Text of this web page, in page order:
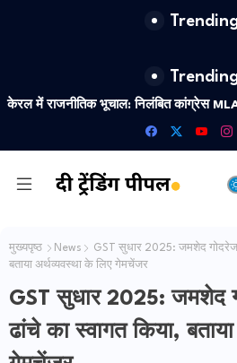
केरल में राजनीतिक भूचाल: निलंबित कांग्रेस
का नया यौन शोषण
मुख्यपृष्ठ News
GST सुधार 2025: जमशेद गोदरेज
बताया अर्थव्यवस्था के लिए गेमचेंजर
GST सुधार 2025: जमशेद
ढांचे का स्वागत किया,